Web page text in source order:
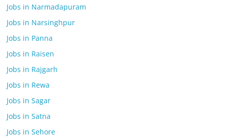
Jobs in Narmadapuram
Jobs in Narsinghpur
Jobs in Panna
Jobs in Raisen
Jobs in Rajgarh
Jobs in Rewa
Jobs in Sagar
Jobs in Satna
Jobs in Sehore